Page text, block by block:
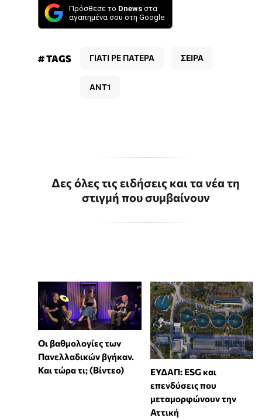
Πρόσθεσε το Dnews στα
αγαπημένα σου στη Google
# TAGS ΓΙΑΤΙ ΡΕ ΠΑΤΕΡΑ ΣΕΙΡΑ
ΑΝΤ1
Δες όλες τις ειδήσεις και τα νέα τη
στιγμή που συμβαίνουν
Οι βαθμολογίες των
Πανελλαδικών βγήκαν.
Και τώρα τι; (Βίντεο)
ΕΥΔΑΠ: ESG και
επενδύσεις που
μεταμορφώνουν την
Αττική